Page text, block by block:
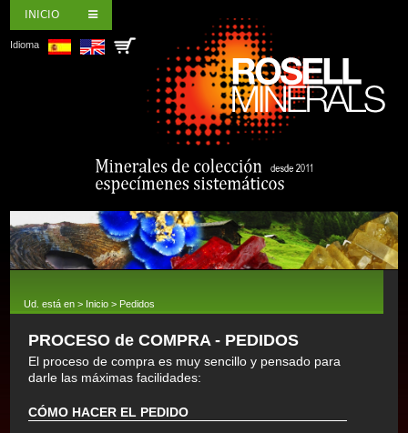
INICIO
Idioma
Ud. está en > Inicio > Pedidos
PROCESO de COMPRA - PEDIDOS
El proceso de compra es muy sencillo y pensado para
darle las máximas facilidades:
CÓMO HACER EL PEDIDO